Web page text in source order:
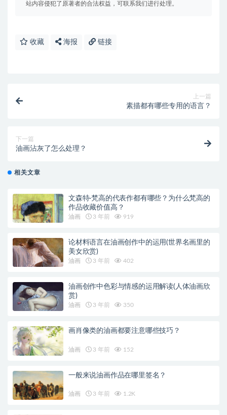
站内容侵犯了原著者的合法权益，可联系我们进行处理。
收藏 海报 链接
上一篇
素描都有哪些专用的语言？
下一篇
油画沾灰了怎么处理？
相关文章
文森特·梵高的代表作都有哪些？为什么梵高的
作品收藏价值高？
油画 3 年前 919
论材料语言在油画创作中的运用(世界名画里的
美女欣赏)
油画 3 年前 402
油画创作中色彩与情感的运用解读(人体油画欣
赏)
油画 3 年前 350
画肖像类的油画都要注意哪些技巧？
油画 3 年前 152
一般来说油画作品在哪里签名？
油画 3 年前 1.2K